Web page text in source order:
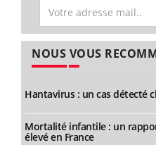
NOUS VOUS
Hantavirus : un cas détecté
Mortalité infantile : un
élevé en France